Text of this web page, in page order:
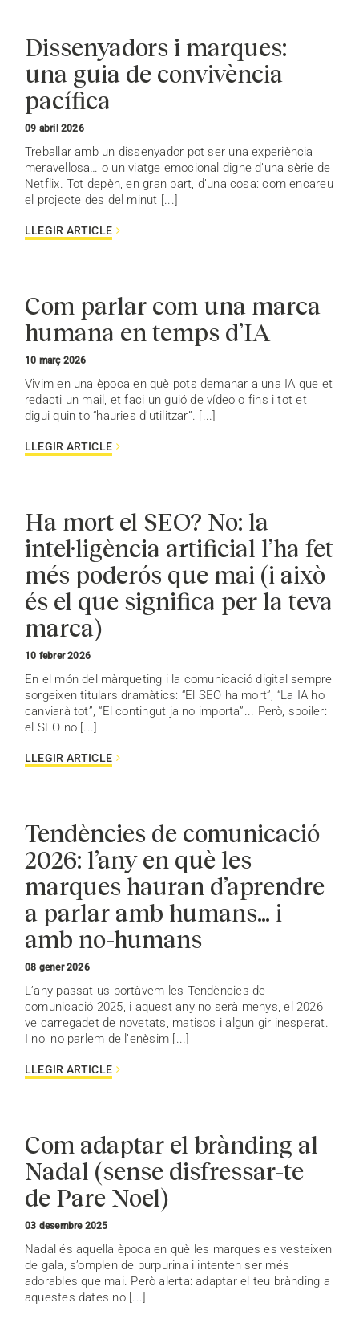
Dissenyadors i marques:
una guia de convivència
pacífica
09 abril 2026
Treballar amb un dissenyador pot ser una experiència
meravellosa… o un viatge emocional digne d’una sèrie de
Netflix. Tot depèn, en gran part, d’una cosa: com encareu
el projecte des del minut [...]
LLEGIR ARTICLE
Com parlar com una marca
humana en temps d’IA
10 març 2026
Vivim en una època en què pots demanar a una IA que et
redacti un mail, et faci un guió de vídeo o fins i tot et
digui quin to “hauries d'utilitzar”. [...]
LLEGIR ARTICLE
Ha mort el SEO? No: la
intel·ligència artificial l’ha fet
més poderós que mai (i això
és el que significa per la teva
marca)
10 febrer 2026
En el món del màrqueting i la comunicació digital sempre
sorgeixen titulars dramàtics: “El SEO ha mort”, “La IA ho
canviarà tot”, “El contingut ja no importa”... Però, spoiler:
el SEO no [...]
LLEGIR ARTICLE
Tendències de comunicació
2026: l’any en què les
marques hauran d’aprendre
a parlar amb humans… i
amb no-humans
08 gener 2026
L’any passat us portàvem les Tendències de
comunicació 2025, i aquest any no serà menys, el 2026
ve carregadet de novetats, matisos i algun gir inesperat.
I no, no parlem de l’enèsim [...]
LLEGIR ARTICLE
Com adaptar el brànding al
Nadal (sense disfressar-te
de Pare Noel)
03 desembre 2025
Nadal és aquella època en què les marques es vesteixen
de gala, s’omplen de purpurina i intenten ser més
adorables que mai. Però alerta: adaptar el teu brànding a
aquestes dates no [...]